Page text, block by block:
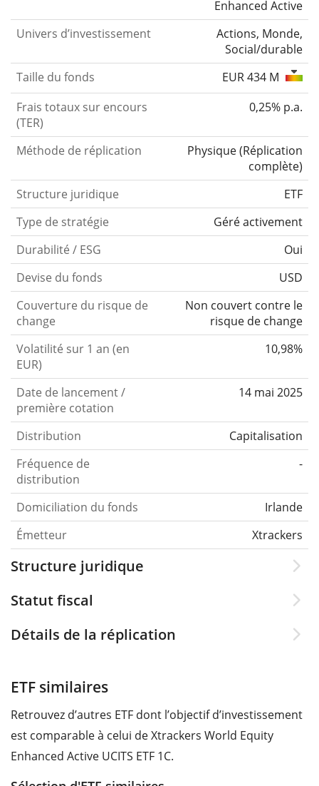
Enhanced Active
Univers d’investissement
Actions, Monde,
Social/durable
Taille du fonds
EUR 434 M
Frais totaux sur encours
(TER)
0,25% p.a.
Méthode de réplication Physique(Réplication
complète)
Structure juridique
ETF
Type de stratégie
Géré activement
Durabilité / ESG
Oui
Devise du fonds
USD
Couverture du risque de
change
Non couvert contre le
risque de change
Volatilité sur 1 an (en
EUR)
10,98%
Date de lancement /
première cotation
14 mai 2025
Distribution
Capitalisation
Fréquence de
distribution
-
Domiciliation du fonds
Irlande
Émetteur
Xtrackers
Structure juridique
Statut fiscal
Détails de la réplication
ETF similaires
Retrouvez d’autres ETF dont l’objectif d’investissement
est comparable à celui de Xtrackers World Equity
Enhanced Active UCITS ETF 1C.